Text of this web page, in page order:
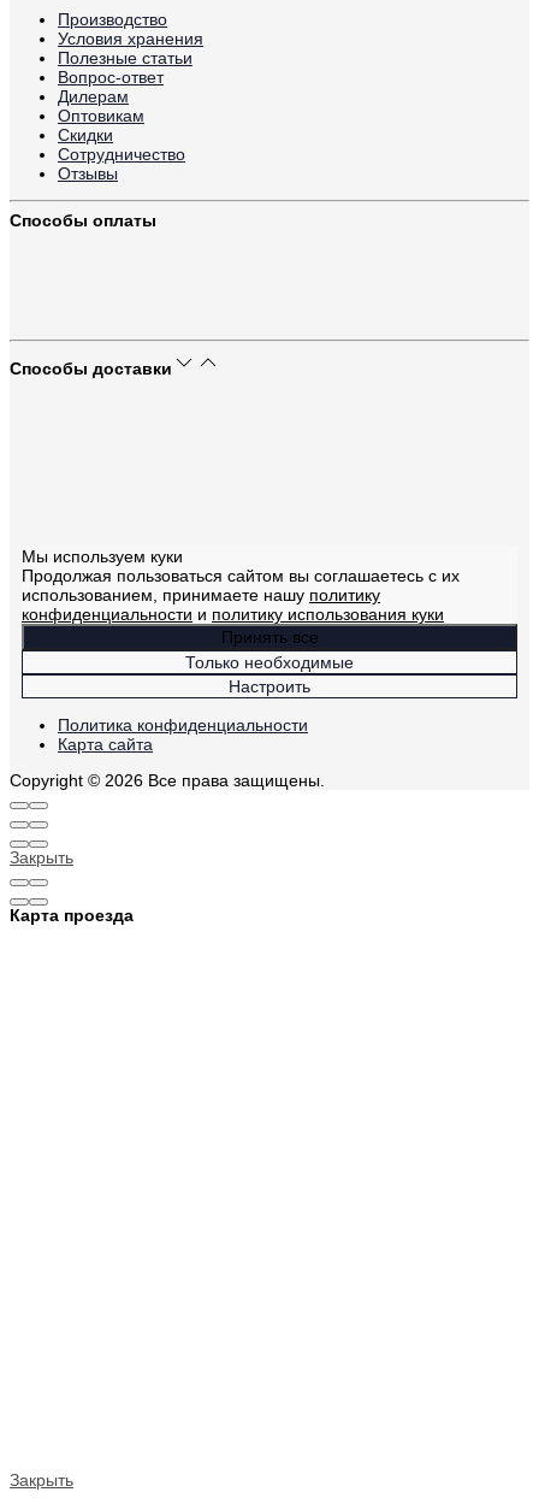
Производство
Условия хранения
Полезные статьи
Вопрос-ответ
Дилерам
Оптовикам
Скидки
Сотрудничество
Отзывы
Способы оплаты
Способы доставки
Мы используем куки
Продолжая пользоваться сайтом вы соглашаетесь с их
использованием, принимаете нашу политику
конфиденциальности и политику использования куки
Принять все
Только необходимые
Настроить
Политика конфиденциальности
Карта сайта
Copyright © 2026 Все права защищены.
Закрыть
Карта проезда
Закрыть